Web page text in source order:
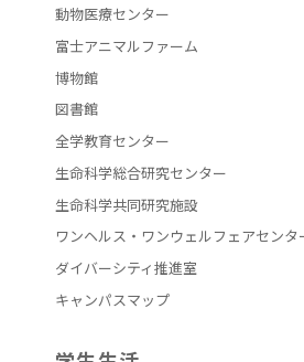
動物医療センター
富士アニマルファーム
博物館
図書館
全学教育センター
生命科学総合研究センター
生命科学共同研究施設
ワンヘルス・ワンウェルフェアセンタ
ダイバーシティ推進室
キャンパスマップ